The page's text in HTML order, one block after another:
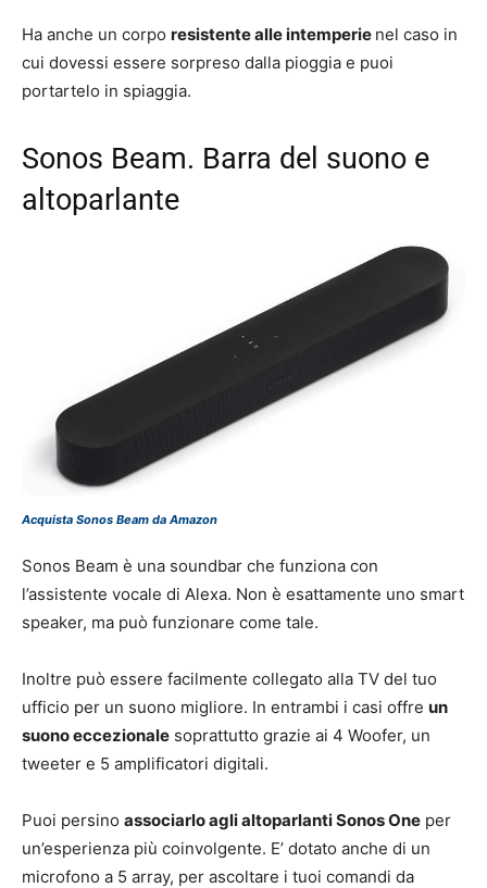
Ha anche un corpo resistente alle intemperie nel caso in
cui dovessi essere sorpreso dalla pioggia e puoi
portartelo in spiaggia.
Sonos Beam. Barra del suono e
altoparlante
Acquista Sonos Beam da Amazon
Sonos Beam è una soundbar che funziona con
l’assistente vocale di Alexa. Non è esattamente uno smart
speaker, ma può funzionare come tale.
Inoltre può essere facilmente collegato alla TV del tuo
ufficio per un suono migliore. In entrambi i casi offre un
suono eccezionale soprattutto grazie ai 4 Woofer, un
tweeter e 5 amplificatori digitali.
Puoi persino associarlo agli altoparlanti Sonos One per
un’esperienza più coinvolgente. E’ dotato anche di un
microfono a 5 array, per ascoltare i tuoi comandi da